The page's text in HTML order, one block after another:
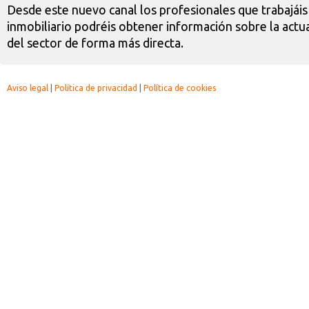
Desde este nuevo canal los profesionales que
inmobiliario podréis obtener información sobre la
del sector de forma más directa.
Aviso legal Política de privacidad Política de cookies